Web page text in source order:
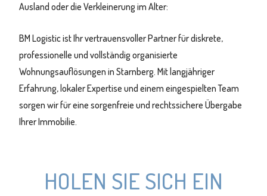
Ausland oder die Verkleinerung im Alter:
BM Logistic ist Ihr vertrauensvoller Partner für diskrete,
professionelle und vollständig organisierte
Wohnungsauflösungen in Starnberg. Mit langjähriger
Erfahrung, lokaler Expertise und einem eingespielten Team
sorgen wir für eine sorgenfreie und rechtssichere Übergabe
Ihrer Immobilie.
HOLEN SIE SICH EIN